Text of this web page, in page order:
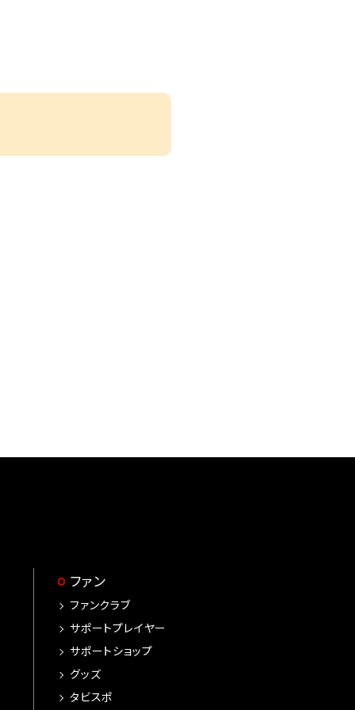
ファン
ファンクラブ
サポートプレイヤー
サポートショップ
グッズ
タビスポ